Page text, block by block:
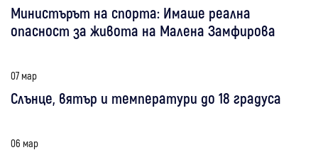
Министърът на спорта: Имаше реална
опасност за живота на Малена Замфирова
07 мар
Слънце, вятър и температури до 18 градуса
06 мар